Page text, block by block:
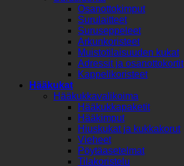
Osanottokimput
Surulaitteet
Suruseppeleet
Arkunkoristeet
Muistotilaisuuden kukat
Adressit ja osanottokortit
Kappelikoristeet
Hääkukat
Hääkukkavalikoima
Hääkukkapaketit
Hääkimput
Hiuskukat ja kukkakorut
Vieheet
Pöytäasetelmat
Tilakoristelu